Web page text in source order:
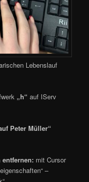
Lebenslauf
„h“ auf IServ
Peter Müller“
entfernen: mit Cursor
–